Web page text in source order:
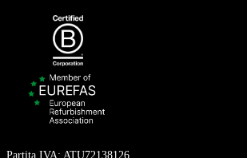
Partita IVA: ATU72138126